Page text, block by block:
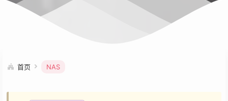
首页 NAS